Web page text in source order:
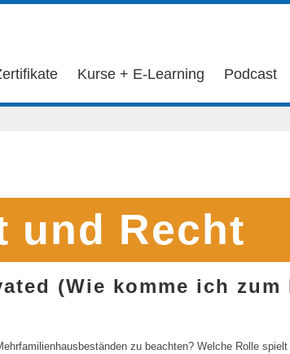
Kurse + E-Learning Podcast
und Recht
(Wie komme ich zum
zu beachten? Welche Rolle